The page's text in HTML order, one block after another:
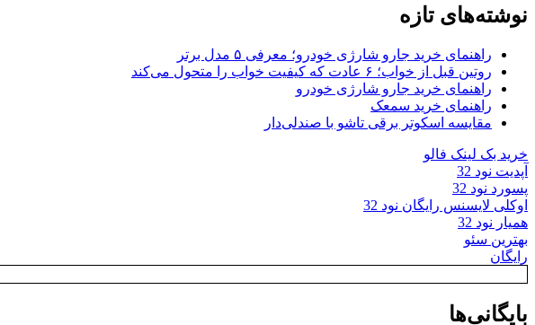
نوشته‌های تازه
راهنمای خرید جارو شارژی خودرو؛ معرفی ۵ مدل برتر
روتین قبل از خواب؛ ۶ عادت که کیفیت خواب را متحول می‌کند
راهنمای خرید جارو شارژی خودرو
راهنمای خرید سمعک
مقایسه اسکوتر برقی تاشو با صندلی‌دار
خرید بک لینک فالو
آپدیت نود 32
پسورد نود 32
اوکلی لایسنس رایگان نود 32
همیار نود 32
بهترین سئو
رایگان
بایگانی‌ها